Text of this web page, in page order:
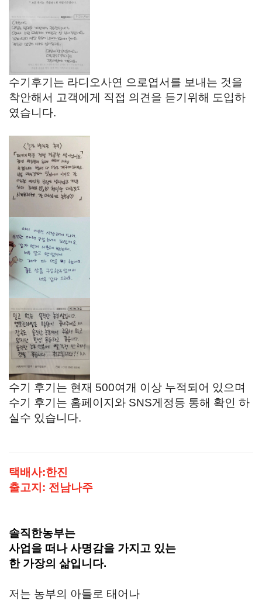
수기후기는 라디오사연 으로엽서를 보내는 것을
착안해서 고객에게 직접 의견을 듣기위해 도입하
였습니다.
수기 후기는 현재 500여개 이상 누적되어 있으며
수기 후기는 홈페이지와 SNS게정등 통해 확인 하
실수 있습니다.
택배사:한진
출고지: 전남나주
솔직한농부는
사업을 떠나 사명감을 가지고 있는
한 가장의 삶입니다.
저는 농부의 아들로 태어나